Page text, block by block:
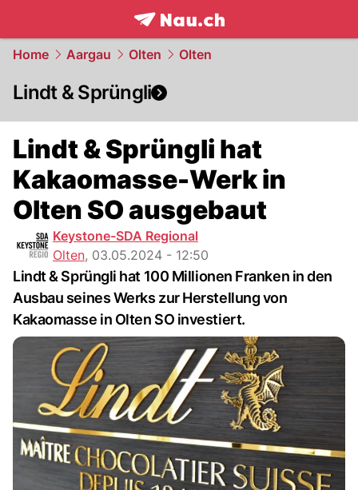
frontpage.NAU.ch
Home Aargau Olten Olten
Lindt & Sprüngli
Lindt & Sprüngli hat
Kakaomasse-Werk in
Olten SO ausgebaut
Keystone-SDA Regional
Olten, 03.05.2024 - 12:50
Lindt & Sprüngli hat 100 Millionen Franken in den
Ausbau seines Werks zur Herstellung von
Kakaomasse in Olten SO investiert.